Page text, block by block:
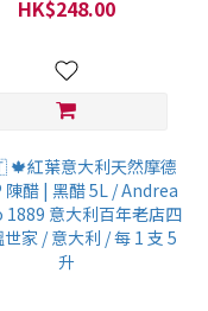
HK$248.00